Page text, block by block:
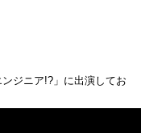
ジニア!?」に出演してお